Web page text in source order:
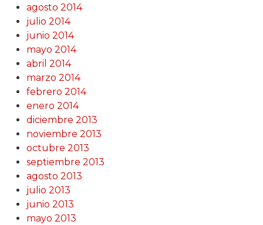
agosto 2014
julio 2014
junio 2014
mayo 2014
abril 2014
marzo 2014
febrero 2014
enero 2014
diciembre 2013
noviembre 2013
octubre 2013
septiembre 2013
agosto 2013
julio 2013
junio 2013
mayo 2013